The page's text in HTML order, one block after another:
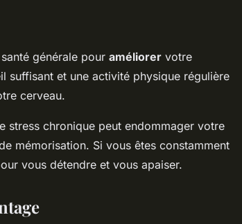
générale pour améliorer votre
suffisant et une activité physique régulière
cerveau.
stress chronique peut endommager votre
mémorisation. Si vous êtes constamment
vous détendre et vous apaiser.